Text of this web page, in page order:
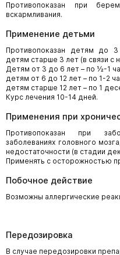
Противопоказан при
вскармливания.
Применение детьми
Противопоказан детям до
детям старше 3 лет (в связи с
Детям от 3 до 6 лет – по ½-1
детям от 6 до 12 лет – по 1-2
детям старше 12 лет – по 1
Курс лечения 10-14 дней.
Применения при
Противопоказан при
заболеваниях головного
недостаточности (в стадии
Применять с осторожностью
Побочное действие
Возможны аллергические
Передозировка
В случае передозировки